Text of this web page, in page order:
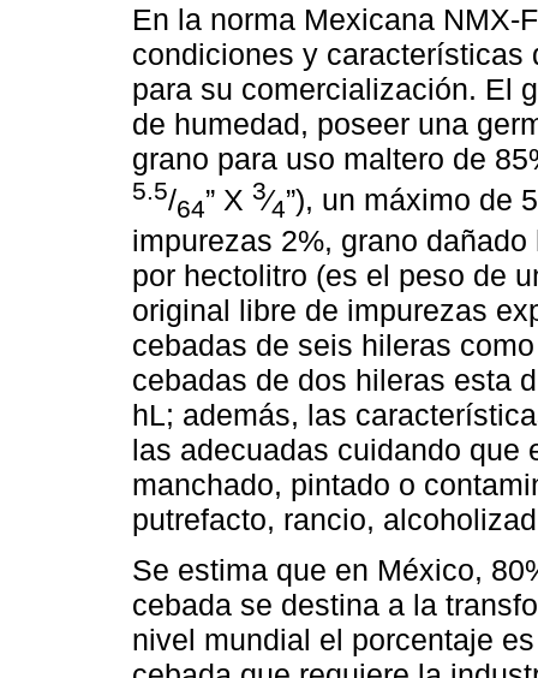
En la norma Mexicana NMX-
condiciones y características
para su comercialización. El
de humedad, poseer una
grano para uso maltero de
5.5/64” X 3⁄4”), un máximo de
impurezas 2%, grano
por hectolitro (es el peso de
original libre de impurezas
cebadas de seis hileras
cebadas de dos hileras esta
hL; además, las
las adecuadas cuidando que
manchado, pintado o
putrefacto, rancio,
Se estima que en México,
cebada se destina a la
nivel mundial el porcentaje